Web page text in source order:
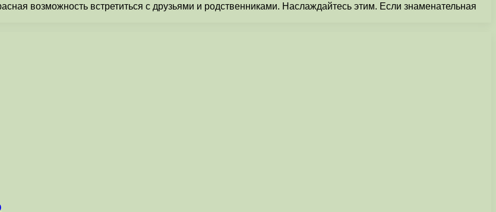
возможность встретиться с друзьями и родственниками. Наслаждайтесь этим. Если знаменательная